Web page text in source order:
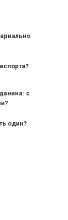
с
один?
10 лет и